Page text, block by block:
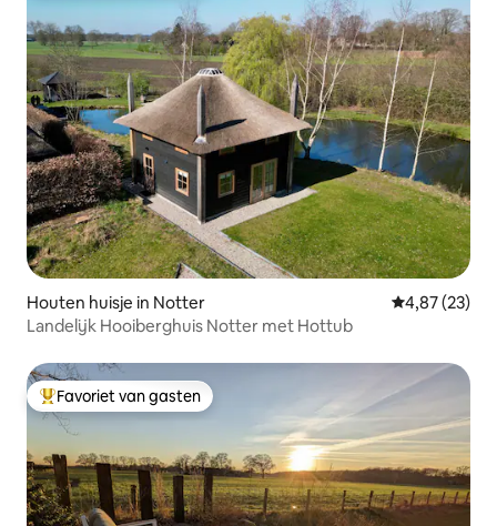
Houten huisje in Notter Gemiddelde
4,87 (23)
Landelijk Hooiberghuis Notter met Hottub
Topfavoriet van gasten
Favoriet van gasten